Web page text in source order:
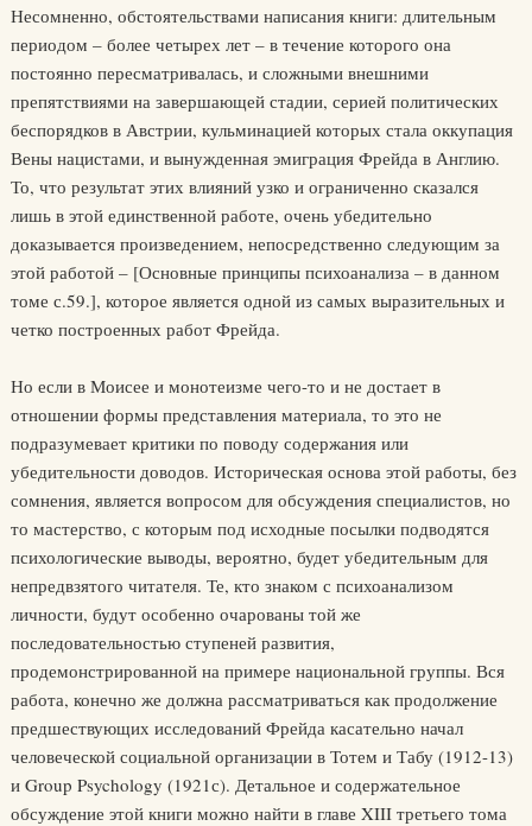
Несомненно, обстоятельствами написания книги: длительным
периодом – более четырех лет – в течение которого она
постоянно пересматривалась, и сложными внешними
препятствиями на завершающей стадии, серией политических
беспорядков в Австрии, кульминацией которых стала оккупация
Вены нацистами, и вынужденная эмиграция Фрейда в Англию.
То, что результат этих влияний узко и ограниченно сказался
лишь в этой единственной работе, очень убедительно
доказывается произведением, непосредственно следующим за
этой работой – [Основные принципы психоанализа – в данном
томе с.59.], которое является одной из самых выразительных и
четко построенных работ Фрейда.
Но если в Моисее и монотеизме чего-то и не достает в
отношении формы представления материала, то это не
подразумевает критики по поводу содержания или
убедительности доводов. Историческая основа этой работы, без
сомнения, является вопросом для обсуждения специалистов, но
то мастерство, с которым под исходные посылки подводятся
психологические выводы, вероятно, будет убедительным для
непредвзятого читателя. Те, кто знаком с психоанализом
личности, будут особенно очарованы той же
последовательностью ступеней развития,
продемонстрированной на примере национальной группы. Вся
работа, конечно же должна рассматриваться как продолжение
предшествующих исследований Фрейда касательно начал
человеческой социальной организации в Тотем и Табу (1912-13)
и Group Psychology (1921с). Детальное и содержательное
обсуждение этой книги можно найти в главе XIII третьего тома